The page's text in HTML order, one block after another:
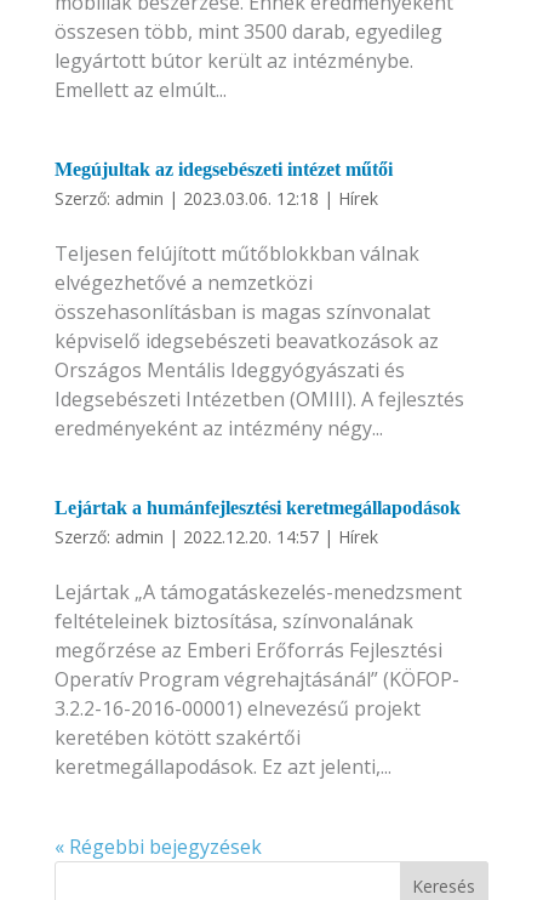
összesen több, mint 3500 darab, egyedileg
legyártott bútor került az intézménybe.
Emellett az elmúlt...
Megújultak az idegsebészeti intézet műtői
Szerző: admin | 2023.03.06. 12:18 | Hírek
Teljesen felújított műtőblokkban válnak
elvégezhetővé a nemzetközi
összehasonlításban is magas színvonalat
képviselő idegsebészeti beavatkozások az
Országos Mentális Ideggyógyászati és
Idegsebészeti Intézetben (OMIII). A fejlesztés
eredményeként az intézmény négy...
Lejártak a humánfejlesztési keretmegállapodások
Szerző: admin | 2022.12.20. 14:57| Hírek
Lejártak „A támogatáskezelés-menedzsment
feltételeinek biztosítása, színvonalának
megőrzése az Emberi Erőforrás Fejlesztési
Operatív Program végrehajtásánál” (KÖFOP-
3.2.2-16-2016-00001) elnevezésű projekt
keretében kötött szakértői
keretmegállapodások. Ez azt jelenti,...
« Régebbi bejegyzések
Keresés